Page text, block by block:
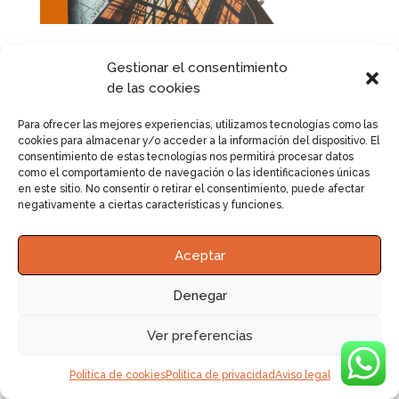
Gestionar el consentimiento
de las cookies
Para ofrecer las mejores experiencias, utilizamos tecnologías como las
cookies para almacenar y/o acceder a la información del dispositivo. El
consentimiento de estas tecnologías nos permitirá procesar datos
como el comportamiento de navegación o las identificaciones únicas
en este sitio. No consentir o retirar el consentimiento, puede afectar
negativamente a ciertas características y funciones.
Aceptar
Denegar
Ver preferencias
Política de cookiesPolítica de privacidadAviso legal
¡Confía en mí y en mi
capacidad!
contacta conmigo